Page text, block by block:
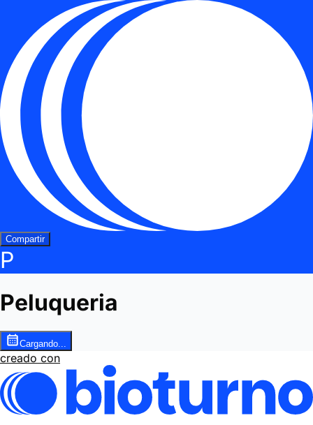
Compartir
P
Peluqueria
Cargando...
creado con